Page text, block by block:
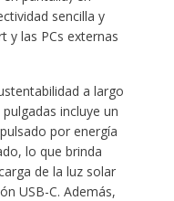
sencilla y
y las PCs externas
a largo
incluye un
por energía
lo que brinda
de la luz solar
USB-C. Además,